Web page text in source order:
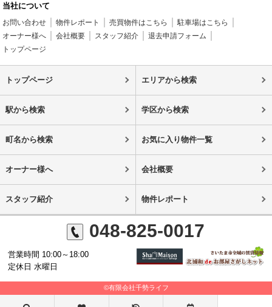
当社について
お問い合わせ 物件レポート 売買物件はこちら
駐車場はこちら
オーナー様へ
会社概要 スタッフ紹介
退去申請フォーム
トップページ
トップページ エリアから検索
駅から検索 学区から検索
町名から検索 お気に入り物件一覧
オーナー様へ 会社概要
スタッフ紹介 物件レポート
048-825-0017
営業時間 10:00～18:00
定休日 水曜日
©有限会社千勢ライフ